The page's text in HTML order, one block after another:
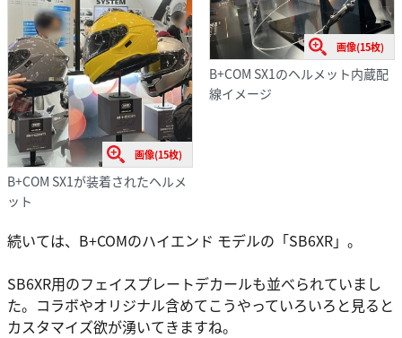
画像(15枚)
B+COM SX1が装着されたヘルメ
ット
画像(15枚)
B+COM SX1のヘルメット内蔵配
線イメージ
続いては、B+COMのハイエンド モデルの「SB6XR」。
SB6XR用のフェイスプレートデカールも並べられていまし
た。コラボやオリジナル含めてこうやっていろいろと見ると
カスタマイズ欲が湧いてきますね。